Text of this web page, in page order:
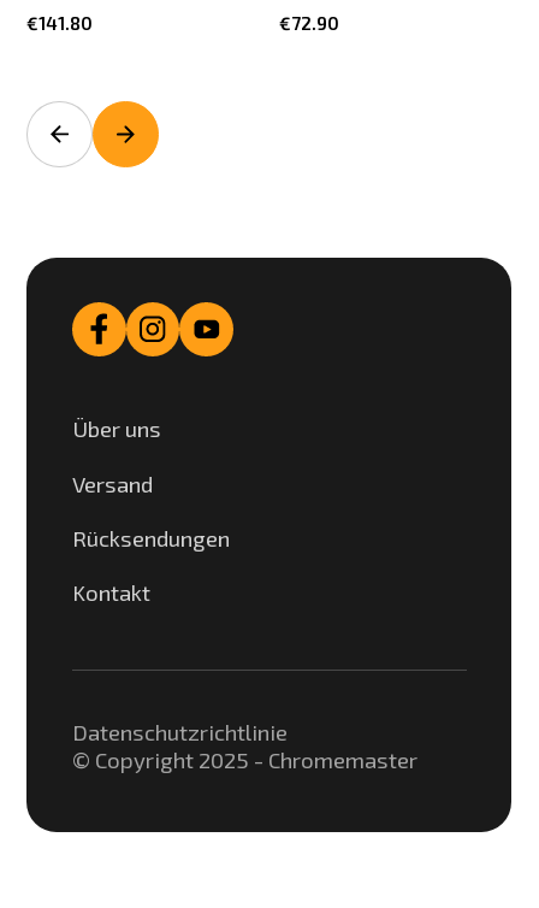
€141.80 €72.90
Über uns
Versand
Rücksendungen
Kontakt
© Copyright 2025 - Chromemaster
Datenschutzrichtlinie